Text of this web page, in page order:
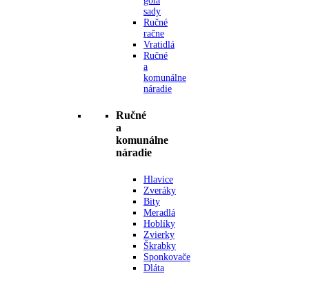
sady
Ručné
račne
Vratidlá
Ručné
a
komunálne
náradie
Ručné
a
komunálne
náradie
Hlavice
Zveráky
Bity
Meradlá
Hoblíky
Zvierky
Škrabky
Sponkovače
Dláta